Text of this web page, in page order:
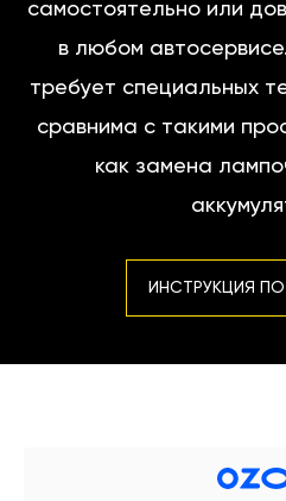
самостоятельно или
в любом
требует специальных
сравнима с такими
как замена
ИНСТРУКЦИЯ